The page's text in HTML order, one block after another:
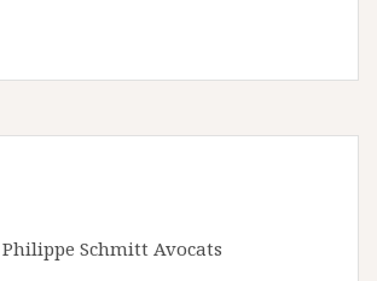
Schmitt Avocats